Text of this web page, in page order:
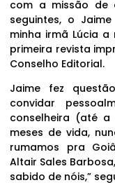
com a missão de
seguintes, o
minha irmã Lúcia a
primeira revista
Conselho Editorial.
Jaime fez
convidar
conselheira (até a
meses de vida,
rumamos pra
Altair Sales
sabido de nóis,”